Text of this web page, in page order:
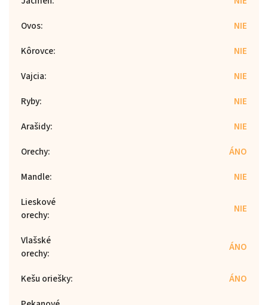
Ovos:
NIE
Kôrovce:
NIE
Vajcia:
NIE
Ryby:
NIE
Arašidy:
NIE
Orechy:
ÁNO
Mandle:
NIE
Lieskové
orechy: NIE
Vlašské
orechy: ÁNO
Kešu oriešky:
ÁNO